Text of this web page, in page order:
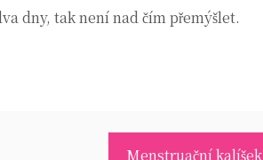
dny, tak není nad čím přemýšlet.
Menstruační kalíšek